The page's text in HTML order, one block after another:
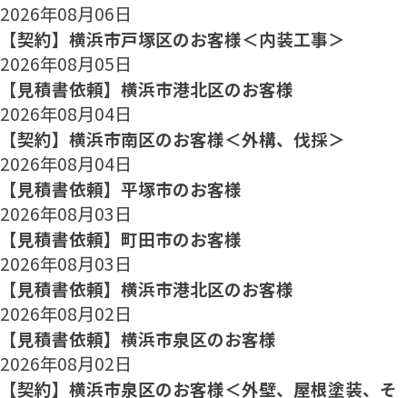
2026年08月06日
【契約】横浜市戸塚区のお客様＜内装工事＞
2026年08月05日
【見積書依頼】横浜市港北区のお客様
2026年08月04日
【契約】横浜市南区のお客様＜外構、伐採＞
2026年08月04日
【見積書依頼】平塚市のお客様
2026年08月03日
【見積書依頼】町田市のお客様
2026年08月03日
【見積書依頼】横浜市港北区のお客様
2026年08月02日
【見積書依頼】横浜市泉区のお客様
2026年08月02日
【契約】横浜市泉区のお客様＜外壁、屋根塗装、そ